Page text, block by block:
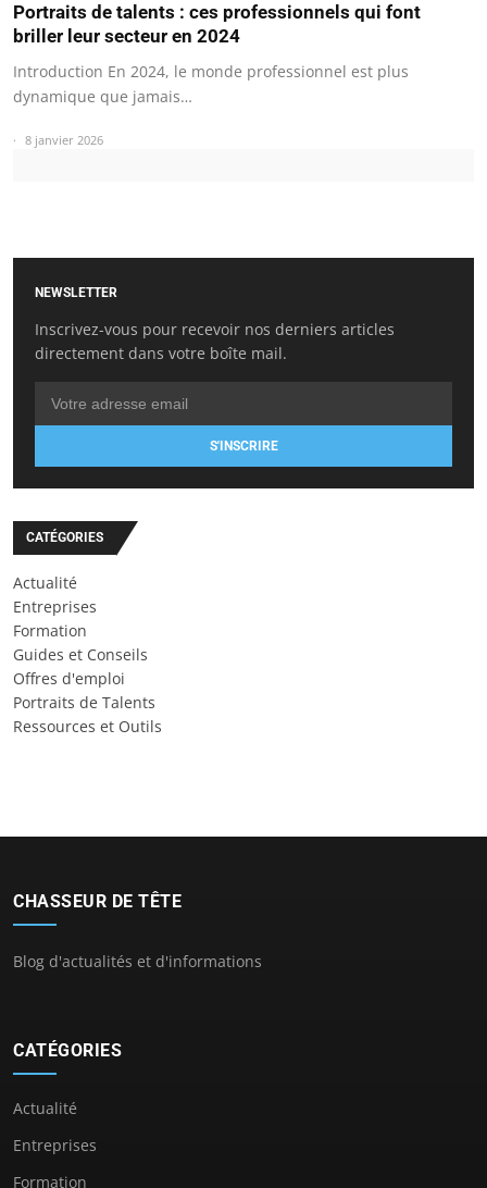
Portraits de talents : ces professionnels qui font
briller leur secteur en 2024
Introduction En 2024, le monde professionnel est plus
dynamique que jamais…
8 janvier 2026
NEWSLETTER
Inscrivez-vous pour recevoir nos derniers articles
directement dans votre boîte mail.
S'INSCRIRE
CATÉGORIES
Actualité
Entreprises
Formation
Guides et Conseils
Offres d'emploi
Portraits de Talents
Ressources et Outils
CHASSEUR DE TÊTE
Blog d'actualités et d'informations
CATÉGORIES
Actualité
Entreprises
Formation